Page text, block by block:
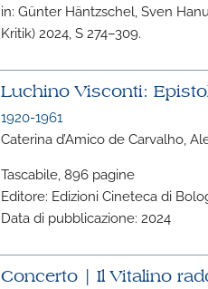
in: Günter Häntzschel, Sven
Kritik) 2024, S 274–309.
Luchino Visconti:
1920-1961
Caterina d’Amico de Carvalho,
Tascabile, 896 pagine
Editore: Edizioni Cineteca di
Data di pubblicazione: 2024
Concerto | Il Vitalino